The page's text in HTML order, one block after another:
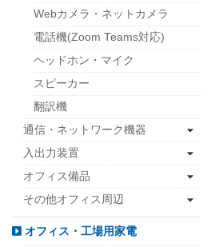
Webカメラ・ネットカメラ
電話機(Zoom Teams対応)
ヘッドホン・マイク
スピーカー
翻訳機
通信・ネットワーク機器
入出力装置
オフィス備品
その他オフィス周辺
オフィス・工場用家電